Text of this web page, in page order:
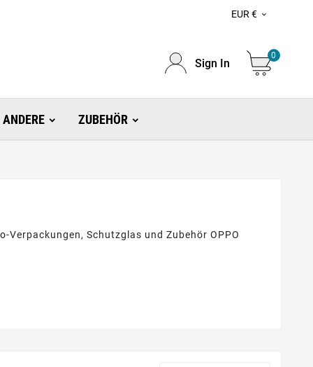
EUR € 
Sign In
0
ANDERE ZUBEHÖR
Verpackungen, Schutzglas und Zubehör OPPO